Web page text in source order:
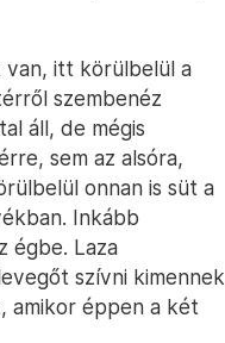
van, itt körülbelül a
szembenéz
áll, de mégis
sem az alsóra,
onnan is süt a
Inkább
égbe. Laza
szívni kimennek
amikor éppen a két